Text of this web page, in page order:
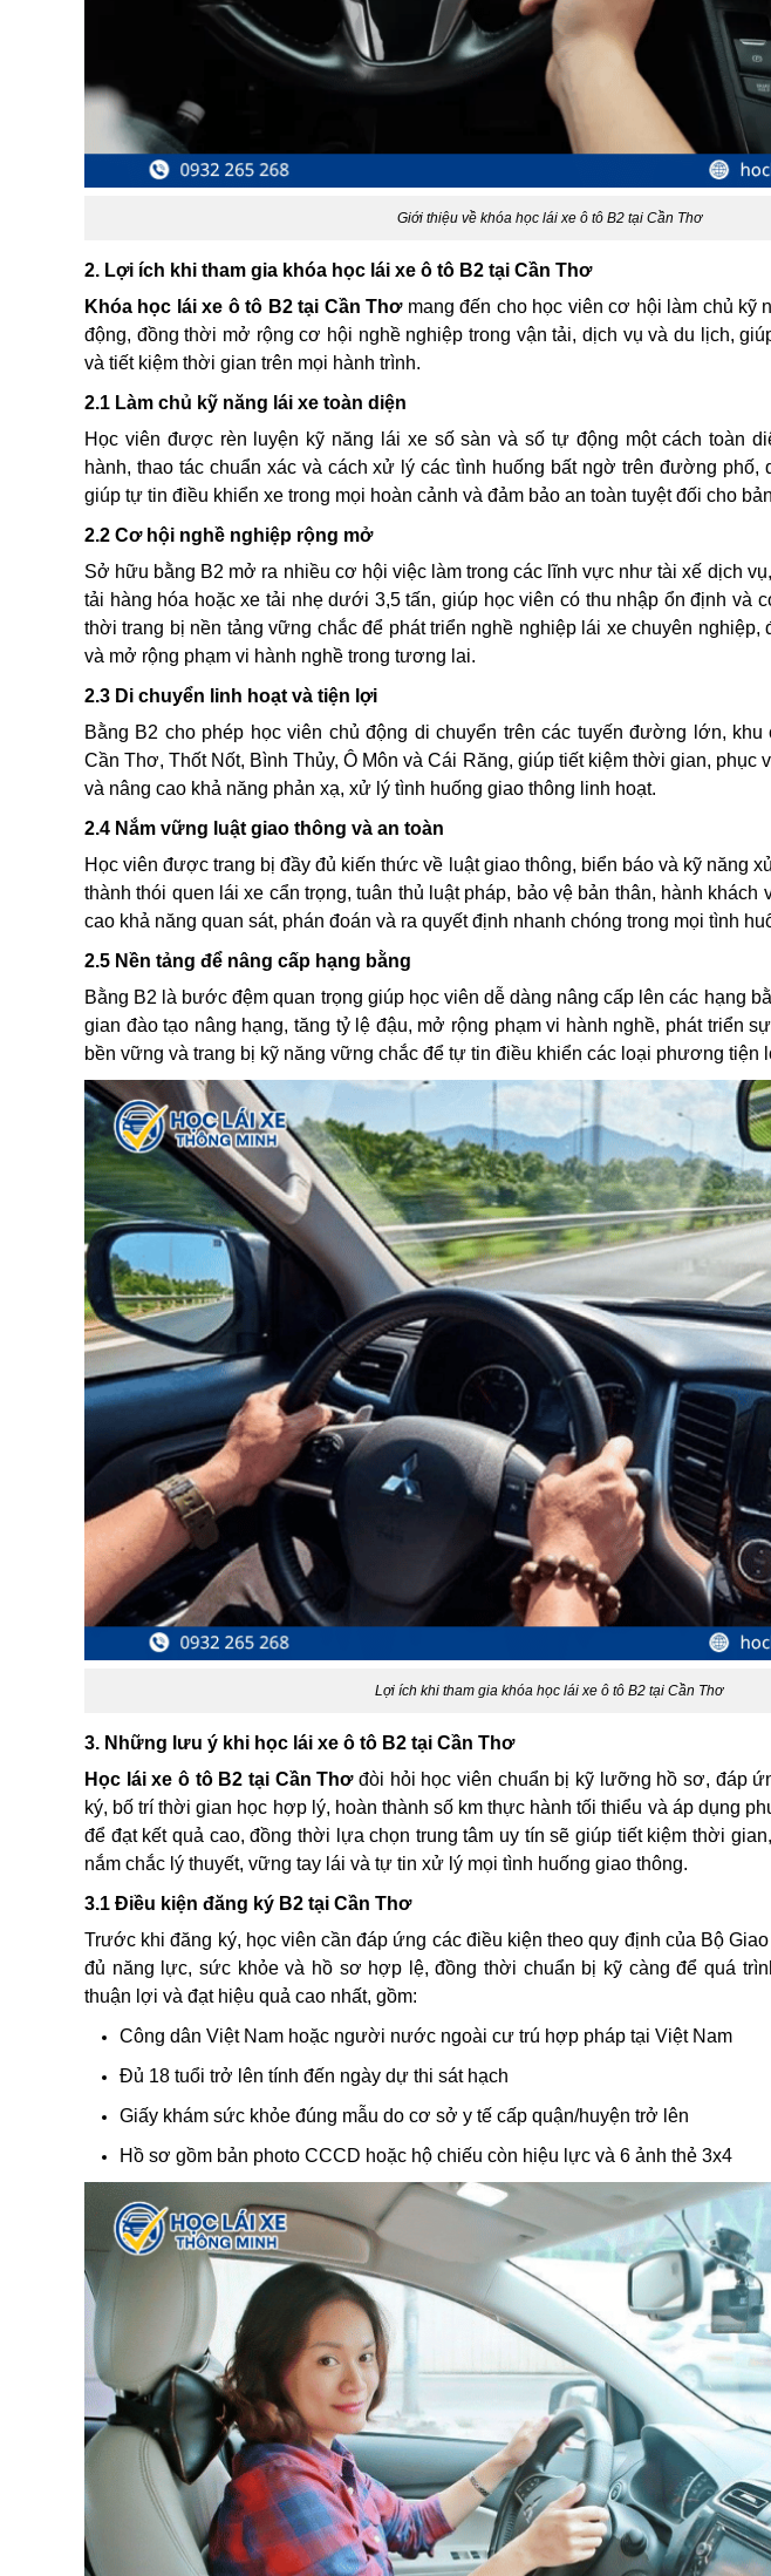
Giới thiệu về khóa học lái xe ô tô B2 tại Cần Thơ
2. Lợi ích khi tham gia khóa học lái xe ô tô B2 tại Cần Thơ
Khóa học lái xe ô tô B2 tại Cần Thơmang đến cho học viên cơ hội làm chủ kỹ
động, đồng thời mở rộng cơ hội nghề nghiệp trong vận tải, dịch vụ và du lịch,
và tiết kiệm thời gian trên mọi hành trình.
2.1 Làm chủ kỹ năng lái xe toàn diện
Học viên được rèn luyện kỹ năng lái xe số sàn và số tự động một cách toàn
hành, thao tác chuẩn xác và cách xử lý các tình huống bất ngờ trên đường phố,
giúp tự tin điều khiển xe trong mọi hoàn cảnh và đảm bảo an toàn tuyệt đối cho
2.2 Cơ hội nghề nghiệp rộng mở
Sở hữu bằng B2 mở ra nhiều cơ hội việc làm trong các lĩnh vực như tài xế dịch
tải hàng hóa hoặc xe tải nhẹ dưới 3,5 tấn, giúp học viên có thu nhập ổn định và
thời trang bị nền tảng vững chắc để phát triển nghề nghiệp lái xe chuyên nghiệp,
và mở rộng phạm vi hành nghề trong tương lai.
2.3 Di chuyển linh hoạt và tiện lợi
Bằng B2 cho phép học viên chủ động di chuyển trên các tuyến đường lớn, khu
Cần Thơ, Thốt Nốt, Bình Thủy, Ô Môn và Cái Răng, giúp tiết kiệm thời gian, phục
và nâng cao khả năng phản xạ, xử lý tình huống giao thông linh hoạt.
2.4 Nắm vững luật giao thông và an toàn
Học viên được trang bị đầy đủ kiến thức về luật giao thông, biển báo và kỹ năng
thành thói quen lái xe cẩn trọng, tuân thủ luật pháp, bảo vệ bản thân, hành khách
cao khả năng quan sát, phán đoán và ra quyết định nhanh chóng trong mọi tình
2.5 Nền tảng để nâng cấp hạng bằng
Bằng B2 là bước đệm quan trọng giúp học viên dễ dàng nâng cấp lên các hạng
gian đào tạo nâng hạng, tăng tỷ lệ đậu, mở rộng phạm vi hành nghề, phát triển
bền vững và trang bị kỹ năng vững chắc để tự tin điều khiển các loại phương tiện
Lợi ích khi tham gia khóa học lái xe ô tô B2 tại Cần Thơ
3. Những lưu ý khi học lái xe ô tô B2 tại Cần Thơ
Học lái xe ô tô B2 tại Cần Thơđòi hỏi học viên chuẩn bị kỹ lưỡng hồ sơ, đáp
ký, bố trí thời gian học hợp lý, hoàn thành số km thực hành tối thiểu và áp dụng
để đạt kết quả cao, đồng thời lựa chọn trung tâm uy tín sẽ giúp tiết kiệm thời
nắm chắc lý thuyết, vững tay lái và tự tin xử lý mọi tình huống giao thông.
3.1 Điều kiện đăng ký B2 tại Cần Thơ
Trước khi đăng ký, học viên cần đáp ứng các điều kiện theo quy định của Bộ
đủ năng lực, sức khỏe và hồ sơ hợp lệ, đồng thời chuẩn bị kỹ càng để quá
thuận lợi và đạt hiệu quả cao nhất, gồm:
Công dân Việt Nam hoặc người nước ngoài cư trú hợp pháp tại Việt Nam
Đủ 18 tuổi trở lên tính đến ngày dự thi sát hạch
Giấy khám sức khỏe đúng mẫu do cơ sở y tế cấp quận/huyện trở lên
Hồ sơ gồm bản photo CCCD hoặc hộ chiếu còn hiệu lực và 6 ảnh thẻ 3x4